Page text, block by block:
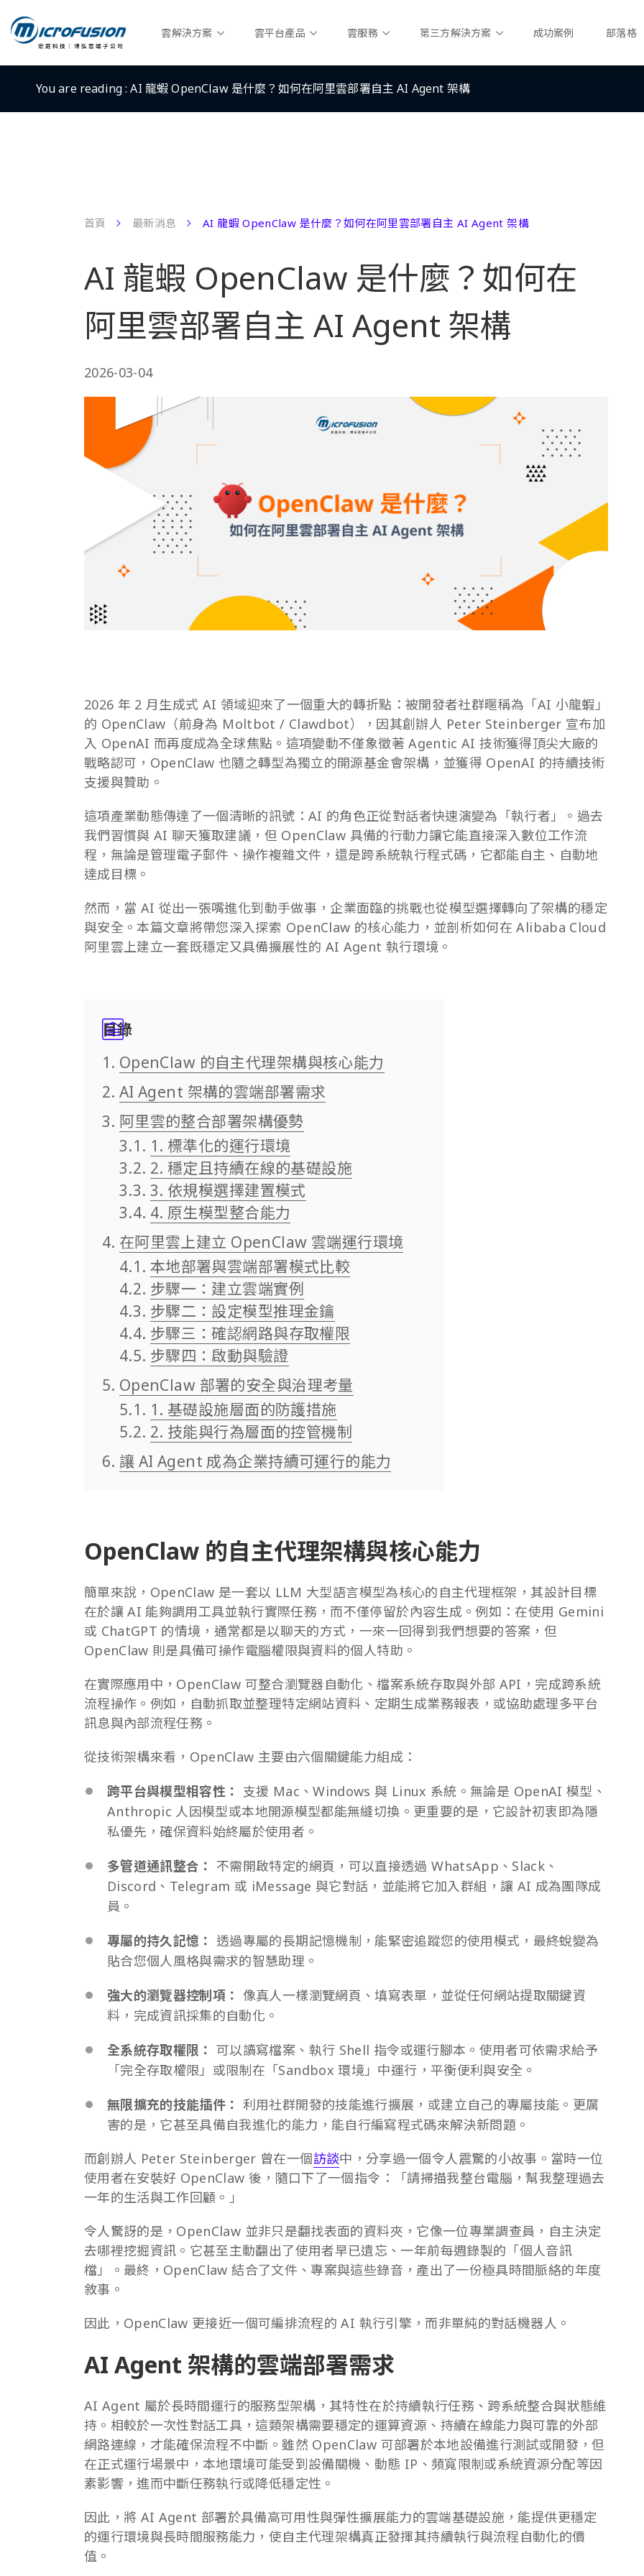
雲解決方案 雲平台產品 雲服務 第三方解決方案 成功案例 部落格
You are reading :AI 龍蝦 OpenClaw 是什麼？如何在阿里雲部署自主 AI Agent 架構
首頁 最新消息 AI 龍蝦 OpenClaw 是什麼？如何在阿里雲部署自主 AI Agent 架構
AI 龍蝦 OpenClaw 是什麼？如何在
阿里雲部署自主 AI Agent 架構
2026-03-04
2026 年 2 月生成式 AI 領域迎來了一個重大的轉折點：被開發者社群暱稱為「AI 小龍蝦」
的 OpenClaw（前身為 Moltbot / Clawdbot），因其創辦人 Peter Steinberger 宣布加
入 OpenAI 而再度成為全球焦點。這項變動不僅象徵著 Agentic AI 技術獲得頂尖大廠的
戰略認可，OpenClaw 也隨之轉型為獨立的開源基金會架構，並獲得 OpenAI 的持續技術
支援與贊助。
這項產業動態傳達了一個清晰的訊號：AI 的角色正從對話者快速演變為「執行者」。過去
我們習慣與 AI 聊天獲取建議，但 OpenClaw 具備的行動力讓它能直接深入數位工作流
程，無論是管理電子郵件、操作複雜文件，還是跨系統執行程式碼，它都能自主、自動地
達成目標。
然而，當 AI 從出一張嘴進化到動手做事，企業面臨的挑戰也從模型選擇轉向了架構的穩定
與安全。本篇文章將帶您深入探索 OpenClaw 的核心能力，並剖析如何在 Alibaba Cloud
阿里雲上建立一套既穩定又具備擴展性的 AI Agent 執行環境。
目錄
OpenClaw 的自主代理架構與核心能力
AI Agent 架構的雲端部署需求
阿里雲的整合部署架構優勢
1. 標準化的運行環境
2. 穩定且持續在線的基礎設施
3. 依規模選擇建置模式
4. 原生模型整合能力
在阿里雲上建立 OpenClaw 雲端運行環境
本地部署與雲端部署模式比較
步驟一：建立雲端實例
步驟二：設定模型推理金鑰
步驟三：確認網路與存取權限
步驟四：啟動與驗證
OpenClaw 部署的安全與治理考量
1. 基礎設施層面的防護措施
2. 技能與行為層面的控管機制
讓 AI Agent 成為企業持續可運行的能力
OpenClaw 的自主代理架構與核心能力
簡單來說，OpenClaw 是一套以 LLM 大型語言模型為核心的自主代理框架，其設計目標
在於讓 AI 能夠調用工具並執行實際任務，而不僅停留於內容生成。例如：在使用 Gemini
或 ChatGPT 的情境，通常都是以聊天的方式，一來一回得到我們想要的答案，但
OpenClaw 則是具備可操作電腦權限與資料的個人特助。
在實際應用中，OpenClaw 可整合瀏覽器自動化、檔案系統存取與外部 API，完成跨系統
流程操作。例如，自動抓取並整理特定網站資料、定期生成業務報表，或協助處理多平台
訊息與內部流程任務。
從技術架構來看，OpenClaw 主要由六個關鍵能力組成：
跨平台與模型相容性： 支援 Mac、Windows 與 Linux 系統。無論是 OpenAI 模型、
Anthropic 人因模型或本地開源模型都能無縫切換。更重要的是，它設計初衷即為隱
私優先，確保資料始終屬於使用者。
多管道通訊整合： 不需開啟特定的網頁，可以直接透過 WhatsApp、Slack、
Discord、Telegram 或 iMessage 與它對話，並能將它加入群組，讓 AI 成為團隊成
員。
專屬的持久記憶： 透過專屬的長期記憶機制，能緊密追蹤您的使用模式，最終蛻變為
貼合您個人風格與需求的智慧助理。
強大的瀏覽器控制項： 像真人一樣瀏覽網頁、填寫表單，並從任何網站提取關鍵資
料，完成資訊採集的自動化。
全系統存取權限：可以讀寫檔案、執行 Shell 指令或運行腳本。使用者可依需求給予
「完全存取權限」或限制在「Sandbox 環境」中運行，平衡便利與安全。
無限擴充的技能插件： 利用社群開發的技能進行擴展，或建立自己的專屬技能。更厲
害的是，它甚至具備自我進化的能力，能自行編寫程式碼來解決新問題。
而創辦人 Peter Steinberger 曾在一個訪談中，分享過一個令人震驚的小故事。當時一位
使用者在安裝好 OpenClaw 後，隨口下了一個指令：「請掃描我整台電腦，幫我整理過去
一年的生活與工作回顧。」
令人驚訝的是，OpenClaw 並非只是翻找表面的資料夾，它像一位專業調查員，自主決定
去哪裡挖掘資訊。它甚至主動翻出了使用者早已遺忘、一年前每週錄製的「個人音訊
檔」。最終，OpenClaw 結合了文件、專案與這些錄音，產出了一份極具時間脈絡的年度
敘事。
因此，OpenClaw 更接近一個可編排流程的 AI 執行引擎，而非單純的對話機器人。
AI Agent 架構的雲端部署需求
AI Agent 屬於長時間運行的服務型架構，其特性在於持續執行任務、跨系統整合與狀態維
持。相較於一次性對話工具，這類架構需要穩定的運算資源、持續在線能力與可靠的外部
網路連線，才能確保流程不中斷。雖然 OpenClaw 可部署於本地設備進行測試或開發，但
在正式運行場景中，本地環境可能受到設備關機、動態 IP、頻寬限制或系統資源分配等因
素影響，進而中斷任務執行或降低穩定性。
因此，將 AI Agent 部署於具備高可用性與彈性擴展能力的雲端基礎設施，能提供更穩定
的運行環境與長時間服務能力，使自主代理架構真正發揮其持續執行與流程自動化的價
值。